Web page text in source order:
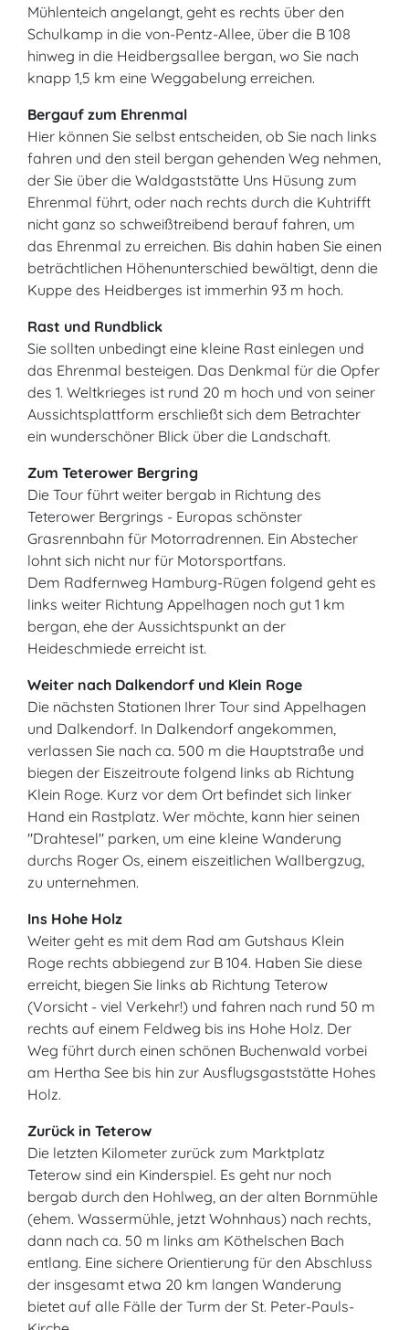
Mühlenteich angelangt, geht es rechts über den
Schulkamp in die von-Pentz-Allee, über die B 108
hinweg in die Heidbergsallee bergan, wo Sie nach
knapp 1,5 km eine Weggabelung erreichen.
Bergauf zum Ehrenmal
Hier können Sie selbst entscheiden, ob Sie nach links
fahren und den steil bergan gehenden Weg nehmen,
der Sie über die Waldgaststätte Uns Hüsung zum
Ehrenmal führt, oder nach rechts durch die Kuhtrifft
nicht ganz so schweißtreibend berauf fahren, um
das Ehrenmal zu erreichen. Bis dahin haben Sie einen
beträchtlichen Höhenunterschied bewältigt, denn die
Kuppe des Heidberges ist immerhin 93 m hoch.
Rast und Rundblick
Sie sollten unbedingt eine kleine Rast einlegen und
das Ehrenmal besteigen. Das Denkmal für die Opfer
des 1. Weltkrieges ist rund 20 m hoch und von seiner
Aussichtsplattform erschließt sich dem Betrachter
ein wunderschöner Blick über die Landschaft.
Zum Teterower Bergring
Die Tour führt weiter bergab in Richtung des
Teterower Bergrings - Europas schönster
Grasrennbahn für Motorradrennen. Ein Abstecher
lohnt sich nicht nur für Motorsportfans.
Dem Radfernweg Hamburg-Rügen folgend geht es
links weiter Richtung Appelhagen noch gut 1 km
bergan, ehe der Aussichtspunkt an der
Heideschmiede erreicht ist.
Weiter nach Dalkendorf und Klein Roge
Die nächsten Stationen Ihrer Tour sind Appelhagen
und Dalkendorf. In Dalkendorf angekommen,
verlassen Sie nach ca. 500 m die Hauptstraße und
biegen der Eiszeitroute folgend links ab Richtung
Klein Roge. Kurz vor dem Ort befindet sich linker
Hand ein Rastplatz. Wer möchte, kann hier seinen
"Drahtesel" parken, um eine kleine Wanderung
durchs Roger Os, einem eiszeitlichen Wallbergzug,
zu unternehmen.
Ins Hohe Holz
Weiter geht es mit dem Rad am Gutshaus Klein
Roge rechts abbiegend zur B 104. Haben Sie diese
erreicht, biegen Sie links ab Richtung Teterow
(Vorsicht - viel Verkehr!) und fahren nach rund 50 m
rechts auf einem Feldweg bis ins Hohe Holz. Der
Weg führt durch einen schönen Buchenwald vorbei
am Hertha See bis hin zur Ausflugsgaststätte Hohes
Holz.
Zurück in Teterow
Die letzten Kilometer zurück zum Marktplatz
Teterow sind ein Kinderspiel. Es geht nur noch
bergab durch den Hohlweg, an der alten Bornmühle
(ehem. Wassermühle, jetzt Wohnhaus) nach rechts,
dann nach ca. 50 m links am Köthelschen Bach
entlang. Eine sichere Orientierung für den Abschluss
der insgesamt etwa 20 km langen Wanderung
bietet auf alle Fälle der Turm der St. Peter-Pauls-